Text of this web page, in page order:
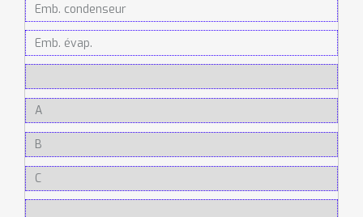
Emb. condenseur
Emb. évap.
A
B
C